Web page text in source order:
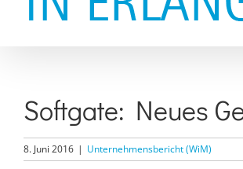
Softgate: Neues
8. Juni 2016 | Unternehmensbericht (WiM)